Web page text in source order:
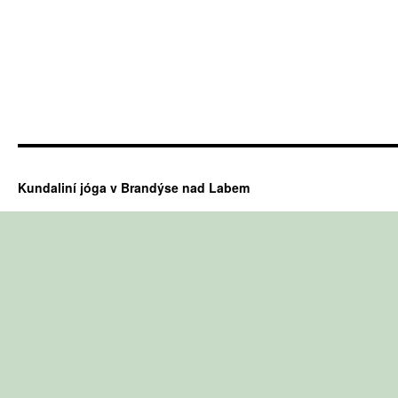
Kundaliní jóga v Brandýse nad Labem